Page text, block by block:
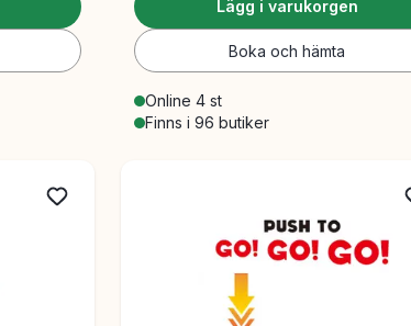
Lägg i varukorgen
Boka och hämta
Online 4 st
Finns i 96 butiker